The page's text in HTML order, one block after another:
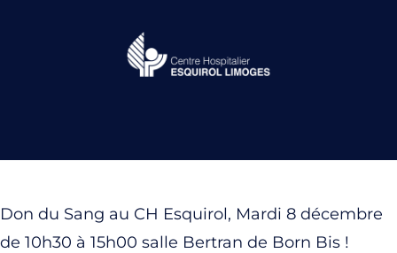
Don du Sang au CH Esquirol, Mardi 8 décembre
de 10h30 à 15h00 salle Bertran de Born Bis !